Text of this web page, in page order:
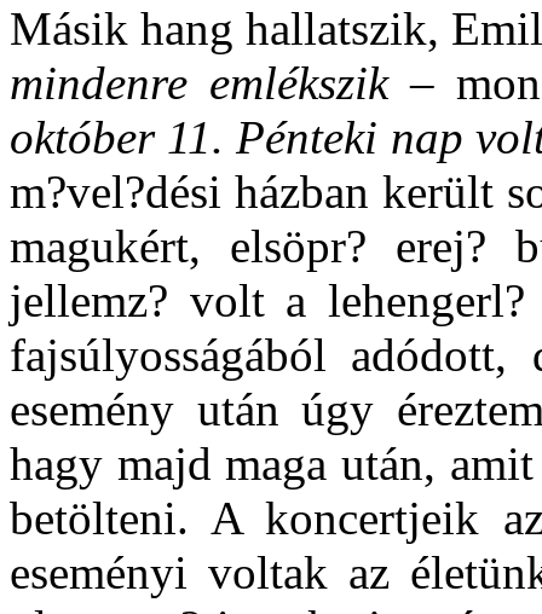
Másik hang hallatszik,
mindenre emlékszik –
október 11. Pénteki nap
m?vel?dési házban került
magukért, elsöpr? erej?
jellemz? volt a
fajsúlyosságából
esemény után úgy
hagy majd maga után,
betölteni. A koncertjeik
eseményi voltak az